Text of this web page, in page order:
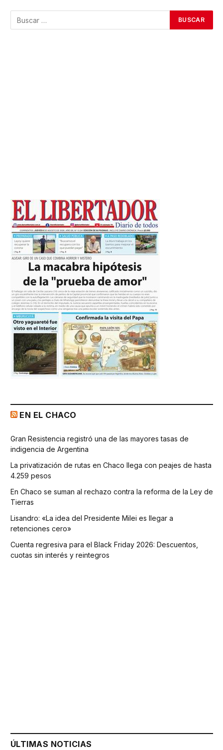
EN EL CHACO
Gran Resistencia registró una de las mayores tasas de
indigencia de Argentina
La privatización de rutas en Chaco llega con peajes de hasta
4.259 pesos
En Chaco se suman al rechazo contra la reforma de la Ley de
Tierras
Lisandro: «La idea del Presidente Milei es llegar a
retenciones cero»
Cuenta regresiva para el Black Friday 2026: Descuentos,
cuotas sin interés y reintegros
ÚLTIMAS NOTICIAS